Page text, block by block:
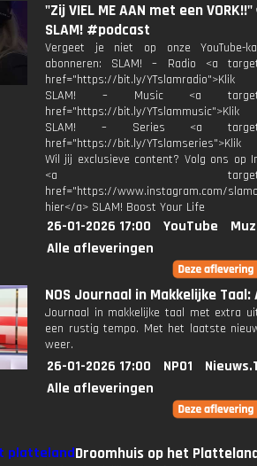
"Zij VIEL ME AAN met een
SLAM! #podcast
Vergeet je niet op onze YouTube-
abonneren: SLAM! – Radio <a
href="https://bit.ly/
SLAM! – Music <a
href="https://bit.ly/
SLAM! – Series <a
href="https://bit.ly/
Wil jij exclusieve content? Volg ons op
<a
href="https://www.instagram.com/
hier</a> SLAM! Boost Your Life
26-01-2026 17:00 YouTube
Alle afleveringen
NOS Journaal in Makkelijke Taal:
Journaal in makkelijke taal met extra
een rustig tempo. Met het laatste
weer.
26-01-2026 17:00 NPO1
Alle afleveringen
Droomhuis op het